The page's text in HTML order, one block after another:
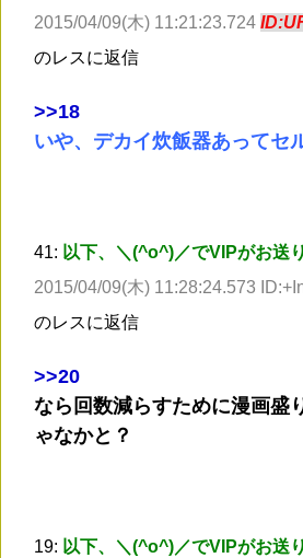
2015/04/09(木) 11:21:23.724
のレスに返信
>>18
いや、デカイ炊飯器あってセ
41: 以下、＼(^o^)／でVIPがお送
2015/04/09(木) 11:28:24.573
のレスに返信
>>20
なら回数減らすために漫画盛
ゃなかと？
19: 以下、＼(^o^)／でVIPがお送